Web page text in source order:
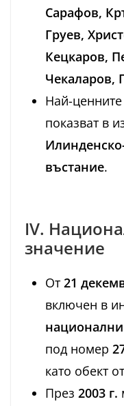
Сарафов,
Груев,
Кецкаров,
Чекаларов,
Най-ценните
показват в
въстание.
IV.
значение
От21
включен в
национални
под номер
като обект
През 2003 г.